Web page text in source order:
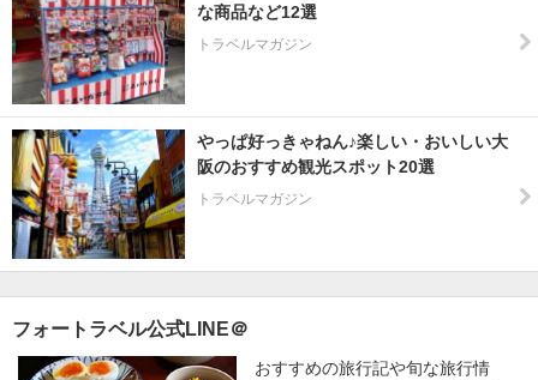
な商品など12選
トラベルマガジン
やっぱ好っきゃねん♪楽しい・おいしい大
阪のおすすめ観光スポット20選
トラベルマガジン
フォートラベル公式LINE＠
おすすめの旅行記や旬な旅行情